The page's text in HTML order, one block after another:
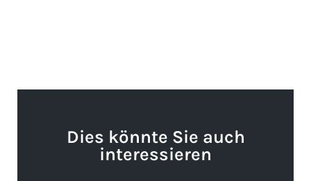
Dies könnte Sie auch
interessieren